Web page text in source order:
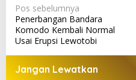
N
a
v
i
Pos sebelumnya
Penerbangan Bandara
Komodo Kembali Normal
Usai Erupsi Lewotobi
Jangan Lewatkan